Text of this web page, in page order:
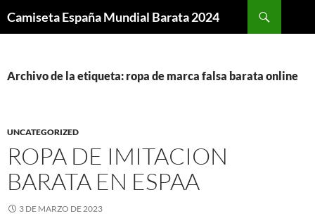
Camiseta España Mundial Barata 2024
Archivo de la etiqueta: ropa de marca falsa barata online
UNCATEGORIZED
ROPA DE IMITACION
BARATA EN ESPAA
3 DE MARZO DE 2023